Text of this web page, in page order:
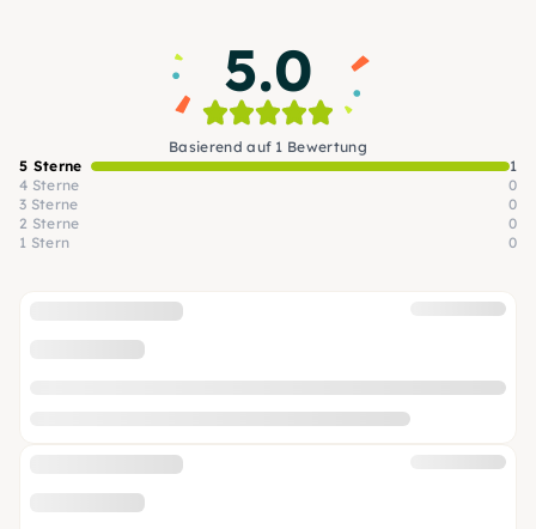
5.0
Basierend auf 1 Bewertung
5 Sterne
1
4 Sterne
0
3 Sterne
0
2 Sterne
0
1 Stern
0